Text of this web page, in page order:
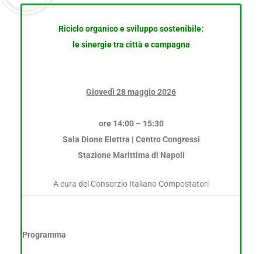
Riciclo organico e sviluppo sostenibile:
le sinergie tra città e campagna
Giovedì 28 maggio 2026
ore 14:00 – 15:30
Sala Dione Elettra | Centro Congressi
Stazione Marittima di Napoli
A cura del Consorzio Italiano Compostatori
Programma